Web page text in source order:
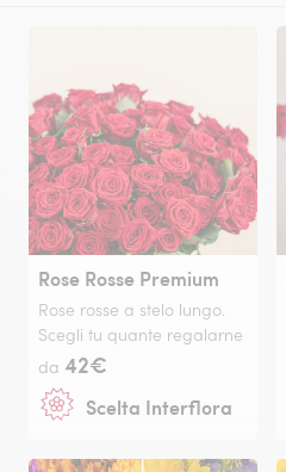
Rose Rosse Premium
Rose rosse a stelo lungo.
Scegli tu quante regalarne
da 42€
Scelta Interflora